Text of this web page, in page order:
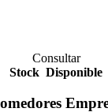
Consultar
Stock Disponible